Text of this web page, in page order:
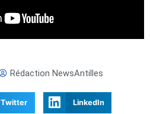
Rédaction NewsAntilles
Twitter LinkedIn